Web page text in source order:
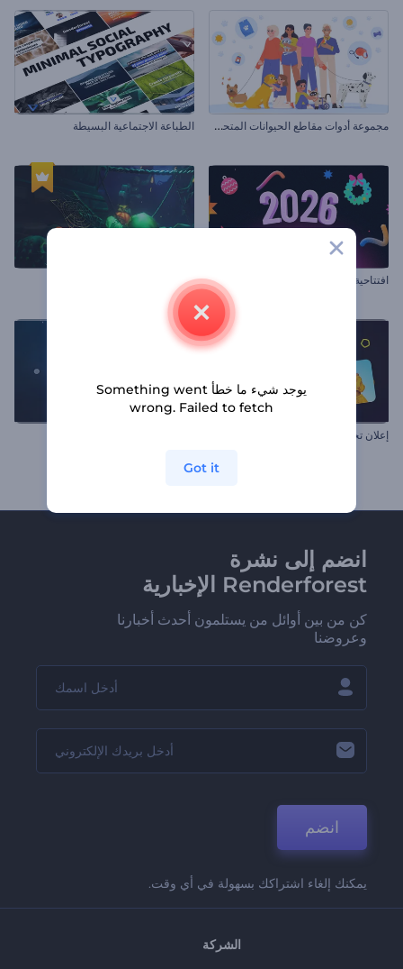
م
جموعة أدوات مقاطع الحيوانات المتحركة الطباعة الاجتماعية البسيطة
افتتاحية كريسماس حيوية ليلة الهالوين المرعبة
إعلان تجاري لمنتج أو خدمة
انضم إلى نشرة
Renderforest الإخبارية
كن من بين أوائل من يستلمون أحدث أخبارنا
وعروضنا
انضم
يمكنك إلغاء اشتراكك بسهولة في أي وقت.
الشركة
يوجد شيء ما خطأ Something went
wrong. Failed to fetch
Got it